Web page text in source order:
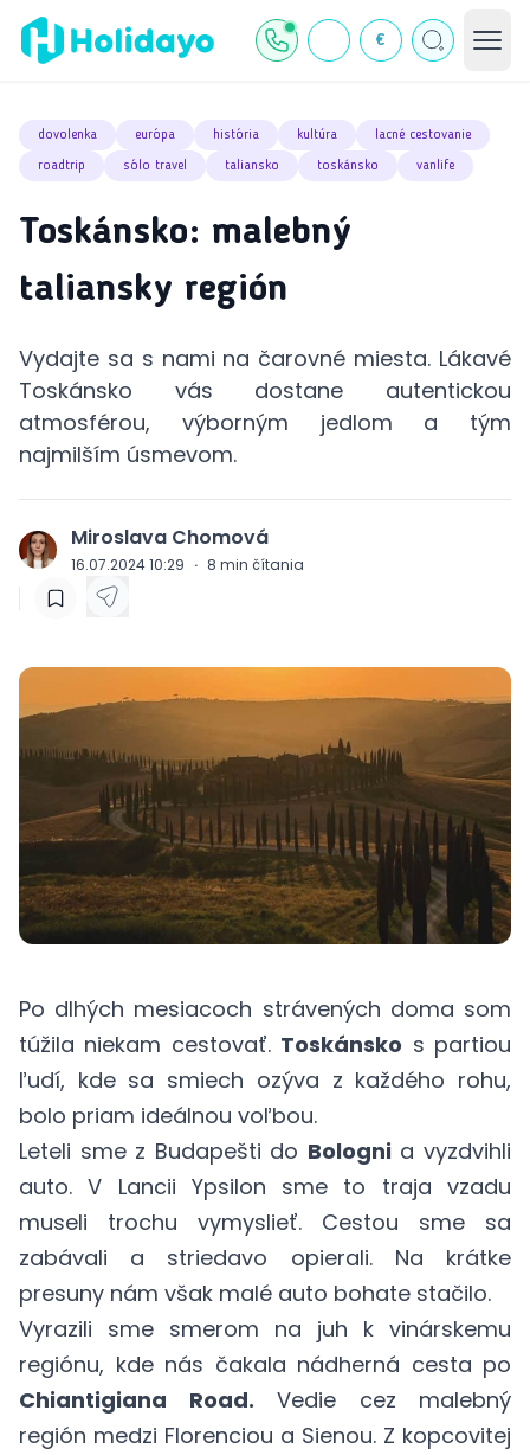
€
dovolenka európa história kultúra lacné cestovanie
roadtrip sólo travel taliansko toskánsko vanlife
Toskánsko: malebný
taliansky región
Vydajte sa s nami na čarovné miesta. Lákavé
Toskánsko vás dostane autentickou
atmosférou, výborným jedlom a tým
najmilším úsmevom.
J Miroslava Chomová
16.07.2024 10:29 · 8 min čítania
Po dlhých mesiacoch strávených doma som
túžila niekam cestovať. Toskánsko s partiou
ľudí, kde sa smiech ozýva z každého rohu,
bolo priam ideálnou voľbou.
Leteli sme z Budapešti do Bolognia vyzdvihli
auto. V Lancii Ypsilon sme to traja vzadu
museli trochu vymyslieť. Cestou sme sa
zabávali a striedavo opierali. Na krátke
presuny nám však malé auto bohate stačilo.
Vyrazili sme smerom na juh k vinárskemu
regiónu, kde nás čakala nádherná cesta po
Chiantigiana Road. Vedie cez malebný
región medzi Florenciou a Sienou. Z kopcovitej